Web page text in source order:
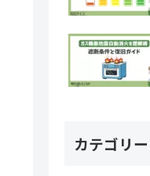
カテゴリー